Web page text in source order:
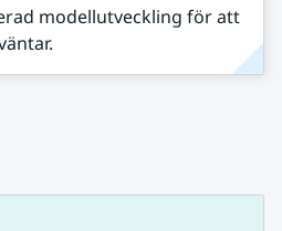
modellutveckling för att